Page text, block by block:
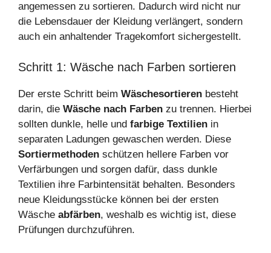
angemessen zu sortieren. Dadurch wird nicht nur
die Lebensdauer der Kleidung verlängert, sondern
auch ein anhaltender Tragekomfort sichergestellt.
Schritt 1: Wäsche nach Farben sortieren
Der erste Schritt beim Wäschesortieren besteht
darin, die Wäsche nach Farben zu trennen. Hierbei
sollten dunkle, helle und farbige Textilien in
separaten Ladungen gewaschen werden. Diese
Sortiermethoden schützen hellere Farben vor
Verfärbungen und sorgen dafür, dass dunkle
Textilien ihre Farbintensität behalten. Besonders
neue Kleidungsstücke können bei der ersten
Wäsche abfärben, weshalb es wichtig ist, diese
Prüfungen durchzuführen.